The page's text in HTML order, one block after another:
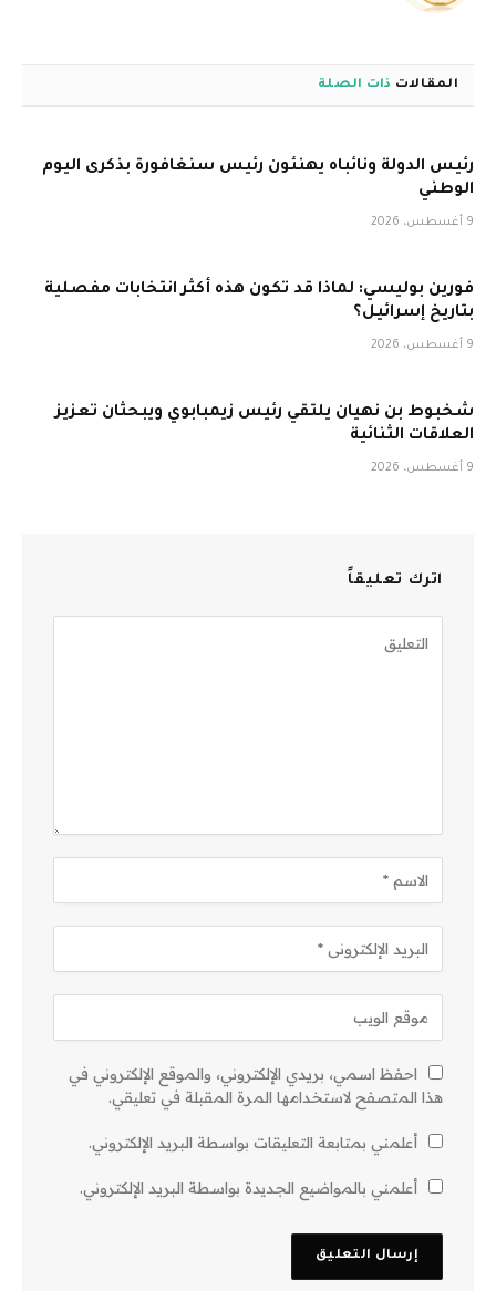
المقالات ذات الصلة
رئيس الدولة ونائباه يهنئون رئيس سنغافورة بذكرى اليوم
الوطني
9 أغسطس، 2026
فورين بوليسي: لماذا قد تكون هذه أكثر انتخابات مفصلية
بتاريخ إسرائيل؟
9 أغسطس، 2026
شخبوط بن نهيان يلتقي رئيس زيمبابوي ويبحثان تعزيز
العلاقات الثنائية
9 أغسطس، 2026
اترك تعليقاً
احفظ اسمي، بريدي الإلكتروني، والموقع الإلكتروني في
هذا المتصفح لاستخدامها المرة المقبلة في تعليقي.
أعلمني بمتابعة التعليقات بواسطة البريد الإلكتروني.
أعلمني بالمواضيع الجديدة بواسطة البريد الإلكتروني.